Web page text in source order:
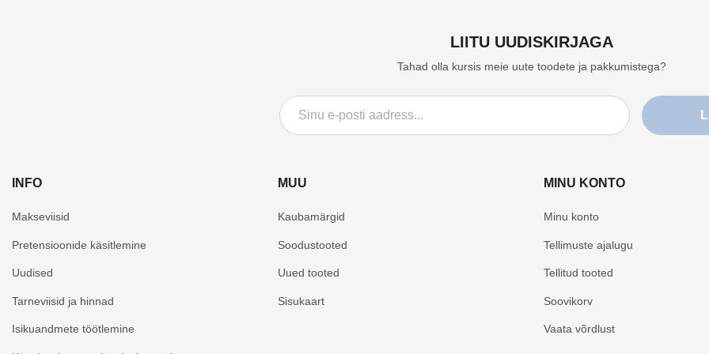
LIITU UUDISKIRJAGA
Tahad olla kursis meie uute toodete ja pakkumistega?
INFO
Makseviisid
Pretensioonide käsitlemine
Uudised
Tarneviisid ja hinnad
Isikuandmete töötlemine
MUU
Kaubamärgid
Soodustooted
Uued tooted
Sisukaart
MINU KONTO
Minu konto
Tellimuste ajalugu
Tellitud tooted
Soovikorv
Vaata võrdlust